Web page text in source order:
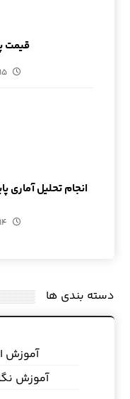
قیمت
۱۵ مرداد ۱۴۰۵
انجام تحلیل
۱۴ مرداد ۱۴۰۵
دسته بندی ها
آموزش
آموزش